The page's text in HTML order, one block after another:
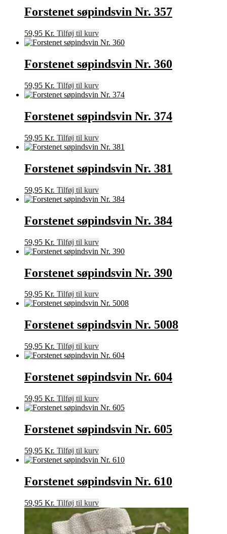
Forstenet søpindsvin Nr. 357
59,95 Kr. Tilføj til kurv
Forstenet søpindsvin Nr. 360
59,95 Kr. Tilføj til kurv
Forstenet søpindsvin Nr. 374
59,95 Kr. Tilføj til kurv
Forstenet søpindsvin Nr. 381
59,95 Kr. Tilføj til kurv
Forstenet søpindsvin Nr. 384
59,95 Kr. Tilføj til kurv
Forstenet søpindsvin Nr. 390
59,95 Kr. Tilføj til kurv
Forstenet søpindsvin Nr. 5008
59,95 Kr. Tilføj til kurv
Forstenet søpindsvin Nr. 604
59,95 Kr. Tilføj til kurv
Forstenet søpindsvin Nr. 605
59,95 Kr. Tilføj til kurv
Forstenet søpindsvin Nr. 610
59,95 Kr. Tilføj til kurv